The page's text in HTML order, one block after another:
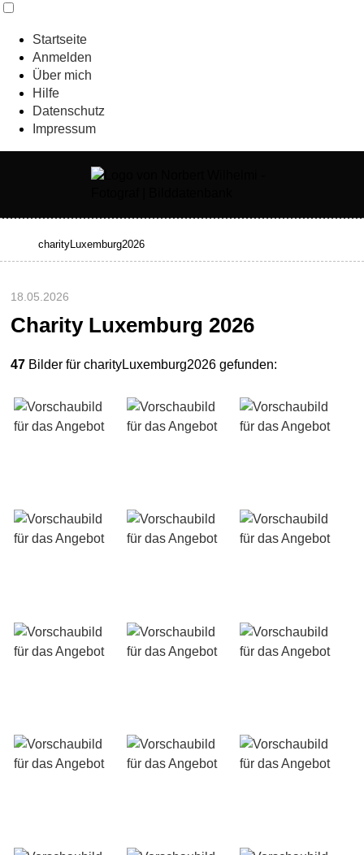
Startseite
Anmelden
Über mich
Hilfe
Datenschutz
Impressum
18.05.2026
Charity Luxemburg 2026
47 Bilder für charityLuxemburg2026 gefunden: